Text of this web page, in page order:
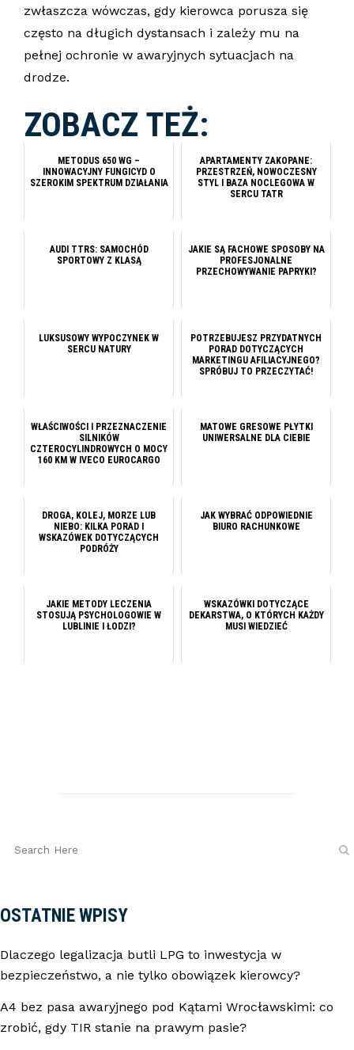
zwłaszcza wówczas, gdy kierowca porusza się
często na długich dystansach i zależy mu na
pełnej ochronie w awaryjnych sytuacjach na
drodze.
ZOBACZ TEŻ:
METODUS 650 WG –
INNOWACYJNY FUNGICYD O
SZEROKIM SPEKTRUM DZIAŁANIA
APARTAMENTY ZAKOPANE:
PRZESTRZEŃ, NOWOCZESNY
STYL I BAZA NOCLEGOWA W
SERCU TATR
AUDI TTRS: SAMOCHÓD
SPORTOWY Z KLASĄ
JAKIE SĄ FACHOWE SPOSOBY NA
PROFESJONALNE
PRZECHOWYWANIE PAPRYKI?
LUKSUSOWY WYPOCZYNEK W
SERCU NATURY
POTRZEBUJESZ PRZYDATNYCH
PORAD DOTYCZĄCYCH
MARKETINGU AFILIACYJNEGO?
SPRÓBUJ TO PRZECZYTAĆ!
WŁAŚCIWOŚCI I PRZEZNACZENIE
SILNIKÓW
CZTEROCYLINDROWYCH O MOCY
160 KM W IVECO EUROCARGO
MATOWE GRESOWE PŁYTKI
UNIWERSALNE DLA CIEBIE
DROGA, KOLEJ, MORZE LUB
NIEBO: KILKA PORAD I
WSKAZÓWEK DOTYCZĄCYCH
PODRÓŻY
JAK WYBRAĆ ODPOWIEDNIE
BIURO RACHUNKOWE
JAKIE METODY LECZENIA
STOSUJĄ PSYCHOLOGOWIE W
LUBLINIE I ŁODZI?
WSKAZÓWKI DOTYCZĄCE
DEKARSTWA, O KTÓRYCH KAŻDY
MUSI WIEDZIEĆ
OSTATNIE WPISY
Dlaczego legalizacja butli LPG to inwestycja w
bezpieczeństwo, a nie tylko obowiązek kierowcy?
A4 bez pasa awaryjnego pod Kątami Wrocławskimi: co
zrobić, gdy TIR stanie na prawym pasie?